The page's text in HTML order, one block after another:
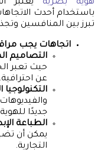
هوية بصرية يُعتبر
باستخدام أحدث
تبرز بين المنافسين
اتجاهات يجب
التصاميم
حيث تعبر
عن احترافية.
التكنولوجيا
جديدًا
الطباعة
يمكن أن
التجارية.